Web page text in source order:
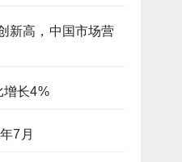
新高，中国市场营
增长4%
7月